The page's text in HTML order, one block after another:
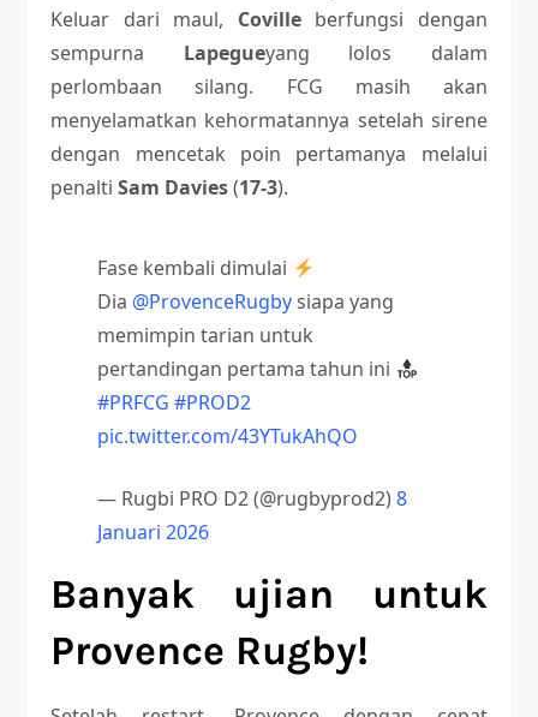
Keluar dari maul, Covilleberfungsi dengan
sempurna Lapegueyang lolos dalam
perlombaan silang. FCG masih akan
menyelamatkan kehormatannya setelah sirene
dengan mencetak poin pertamanya melalui
penaltiSam Davies(17-3).
Fase kembali dimulai
Dia @ProvenceRugbysiapa yang
memimpin tarian untuk
pertandingan pertama tahun ini
#PRFCG #PROD2
pic.twitter.com/43YTukAhQO
— Rugbi PRO D2 (@rugbyprod2)8
Januari 2026
Banyak ujian untuk
Provence Rugby!